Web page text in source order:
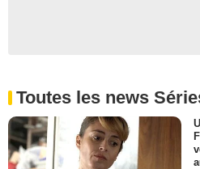
Toutes les news